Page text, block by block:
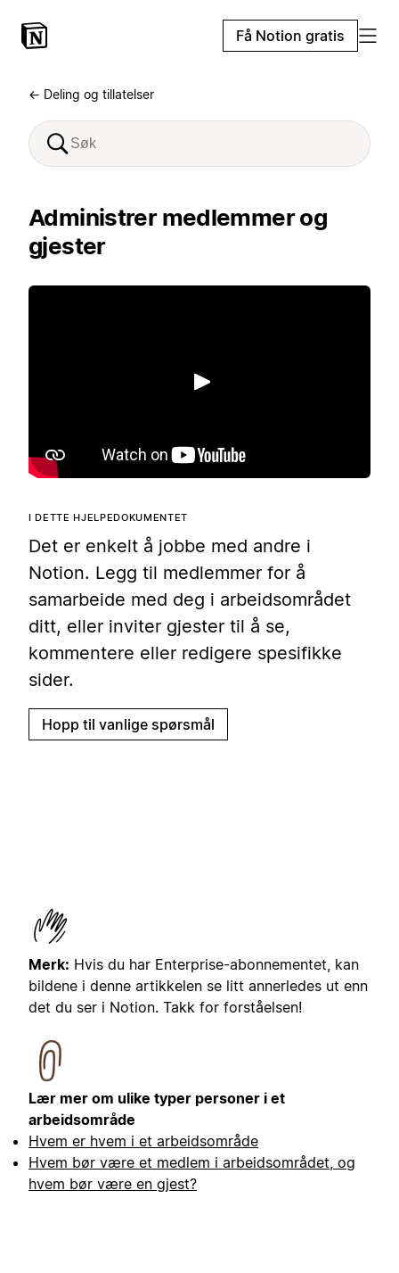
Få Notion gratis
← Deling og tillatelser
Administrer medlemmer og
gjester
Spill av
I DETTE HJELPEDOKUMENTET
Det er enkelt å jobbe med andre i
Notion. Legg til medlemmer for å
samarbeide med deg i arbeidsområdet
ditt, eller inviter gjester til å se,
kommentere eller redigere spesifikke
sider.
Hopp til vanlige spørsmål
Merk: Hvis du har Enterprise-abonnementet, kan
bildene i denne artikkelen se litt annerledes ut enn
det du ser i Notion. Takk for forståelsen!
Lær mer om ulike typer personer i et
arbeidsområde
Hvem er hvem i et arbeidsområde
Hvem bør være et medlem i arbeidsområdet, og
hvem bør være en gjest?